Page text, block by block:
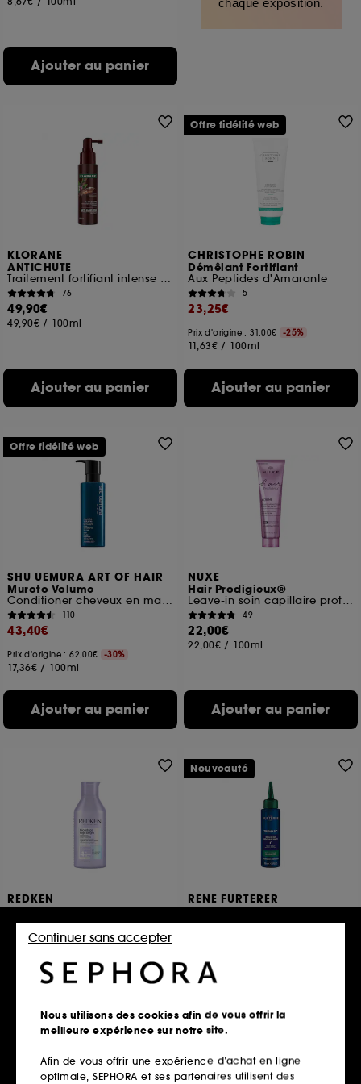
Ajouter au panier
chaque exposition.
KLORANE
ANTICHUTE
Traitement fortifiant intense à la Quinine croissance cheveux
76
49,90€
49,90€ / 100ml
Ajouter au panier
CHRISTOPHE ROBIN
Démêlant Fortifiant
Aux Peptides d'Amarante
5
23,25€
Prix d'origine : 31,00€ -25%
11,63€ / 100ml
Ajouter au panier
Offre fidélité web
SHU UEMURA ART OF HAIR
Muroto Volume
Conditioner cheveux en manque de volume
110
43,40€
Prix d'origine : 62,00€ -30%
17,36€ / 100ml
Ajouter au panier
Offre fidélité web
NUXE
Hair Prodigieux®
Leave-in soin capillaire protecteur sans rinçage
49
22,00€
22,00€ / 100ml
Ajouter au panier
REDKEN
Blondage High Bright
Shampooing éclat pour cheveux blonds
8
/100ml
Ajouter au panier
RENE FURTERER
Triphasic
Sérum de Nuit Créateur de Densité
49,90€
Ajouter au panier
Nouveauté
Nous utilisons des cookies afin de vous offrir la
meilleure expérience sur notre site.
Afin de vous offrir une expérience d’achat en ligne
optimale, SEPHORA et ses partenaires utilisent des
Continuer sans accepter